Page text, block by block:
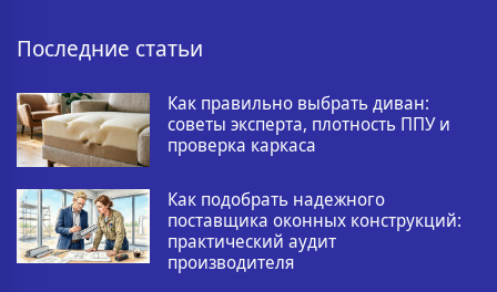
Последние статьи
Как правильно выбрать диван:
советы эксперта, плотность ППУ и
проверка каркаса
Как подобрать надежного
поставщика оконных конструкций:
практический аудит
производителя